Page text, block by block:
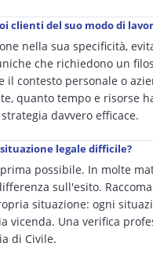
clienti del suo modo di
nella sua specificità,
che richiedono un
il contesto personale o
quanto tempo e risorse
davvero efficace.
legale difficile?
possibile. In molte
sull'esito.
situazione: ogni
vicenda. Una verifica
di Civile.